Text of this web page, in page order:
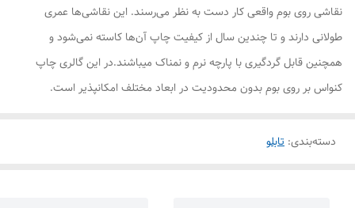
نقاشی روی بوم واقعی کار دست به نظر می‌رسند. این نقاشی‌ها عمری
طولانی دارند و تا چندین سال از کیفیت چاپ آن‌ها کاسته نمی‌شود و
همچنین قابل گردگیری با پارچه نرم و نمناک میباشند.در این گالری چاپ
کنواس بر روی بوم بدون محدودیت در ابعاد مختلف امکانپذیر است.
دسته‌بندی: تابلو